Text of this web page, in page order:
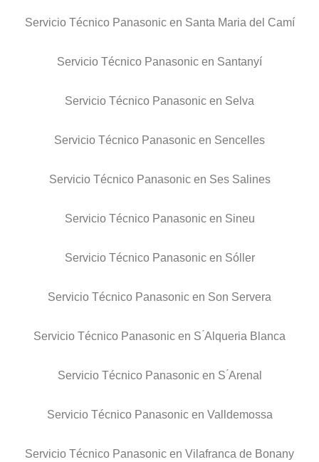
Servicio Técnico Panasonic en Santa Maria del Camí
Servicio Técnico Panasonic en Santanyí
Servicio Técnico Panasonic en Selva
Servicio Técnico Panasonic en Sencelles
Servicio Técnico Panasonic en Ses Salines
Servicio Técnico Panasonic en Sineu
Servicio Técnico Panasonic en Sóller
Servicio Técnico Panasonic en Son Servera
Servicio Técnico Panasonic en S ́Alqueria Blanca
Servicio Técnico Panasonic en S ́Arenal
Servicio Técnico Panasonic en Valldemossa
Servicio Técnico Panasonic en Vilafranca de Bonany